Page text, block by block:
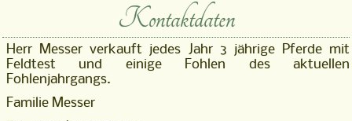
Kontaktdaten
Herr Messer verkauft jedes Jahr 3 jährige Pferde mit
Feldtest und einige Fohlen des aktuellen
Fohlenjahrgangs.
Familie Messer